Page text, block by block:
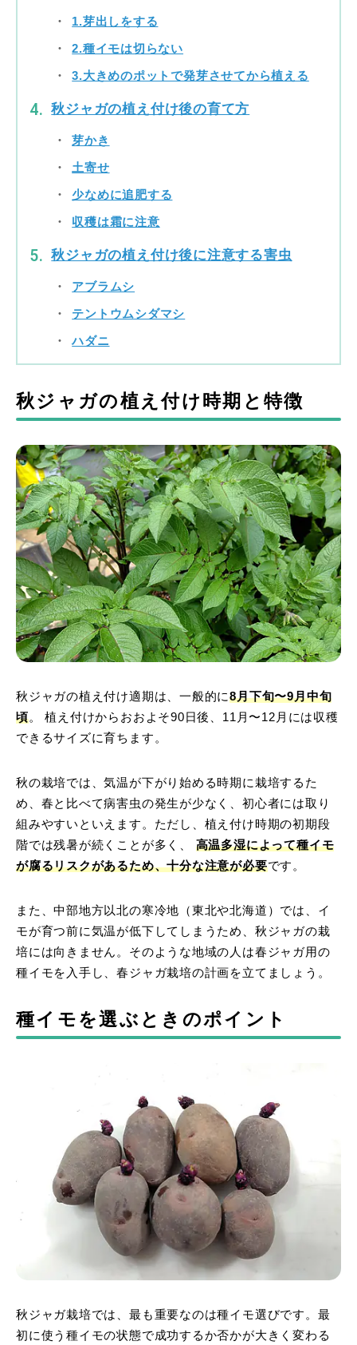
1.芽出しをする
2.種イモは切らない
3.大きめのポットで発芽させてから植える
秋ジャガの植え付け後の育て方
芽かき
土寄せ
少なめに追肥する
収穫は霜に注意
秋ジャガの植え付け後に注意する害虫
アブラムシ
テントウムシダマシ
ハダニ
秋ジャガの植え付け時期と特徴
秋ジャガの植え付け適期は、一般的に8月下旬〜9月中旬
頃。 植え付けからおおよそ90日後、11月〜12月には収穫
できるサイズに育ちます。
秋の栽培では、気温が下がり始める時期に栽培するた
め、春と比べて病害虫の発生が少なく、初心者には取り
組みやすいといえます。ただし、植え付け時期の初期段
階では残暑が続くことが多く、 高温多湿によって種イモ
が腐るリスクがあるため、十分な注意が必要です。
また、中部地方以北の寒冷地（東北や北海道）では、イ
モが育つ前に気温が低下してしまうため、秋ジャガの栽
培には向きません。そのような地域の人は春ジャガ用の
種イモを入手し、春ジャガ栽培の計画を立てましょう。
種イモを選ぶときのポイント
秋ジャガ栽培では、最も重要なのは種イモ選びです。最
初に使う種イモの状態で成功するか否かが大きく変わる